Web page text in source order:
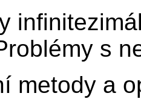
s
metody a